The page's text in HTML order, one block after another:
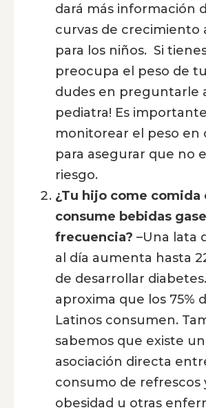
dará más información
curvas de crecimiento
para los niños. Si
preocupa el peso de
dudes en preguntarle
pediatra! Es importante
monitorear el peso en
para asegurar que no
riesgo.
¿Tu hijo come comida
consume bebidas
frecuencia? –Una lata
al día aumenta hasta
de desarrollar
aproxima que los 75%
Latinos consumen.
sabemos que existe
asociación directa
consumo de refrescos
obesidad u otras